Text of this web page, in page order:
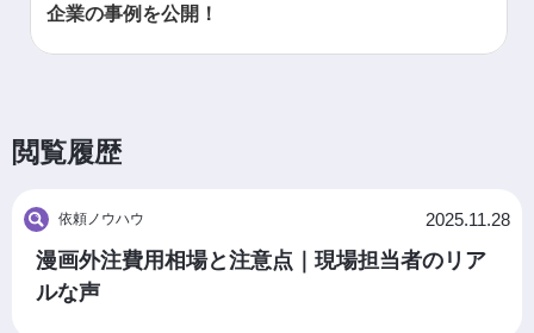
企業の事例を公開！
閲覧履歴
依頼ノウハウ 2025.11.28
漫画外注費用相場と注意点｜現場担当者のリア
ルな声